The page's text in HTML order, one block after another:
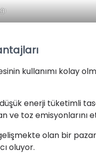
kullanımı kolay
düşük enerji tüketimli
ve toz emisyonlarını
olan bir
oluyor.